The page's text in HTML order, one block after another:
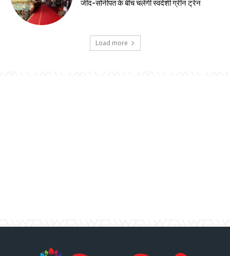
जींद-सोनीपत के बीच चलेगी स्वदेशी ग्रीन ट्रेन
Load more